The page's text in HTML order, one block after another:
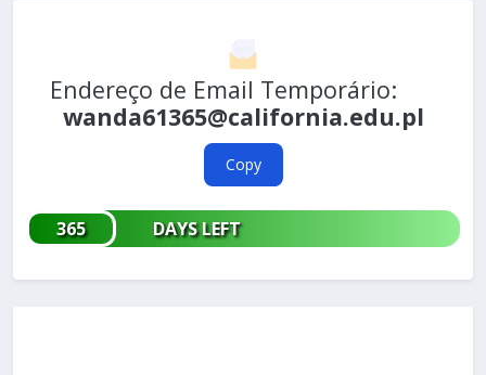
Endereço de Email Temporário:
wanda61365@california.edu.pl
Copy
365 DAYS LEFT